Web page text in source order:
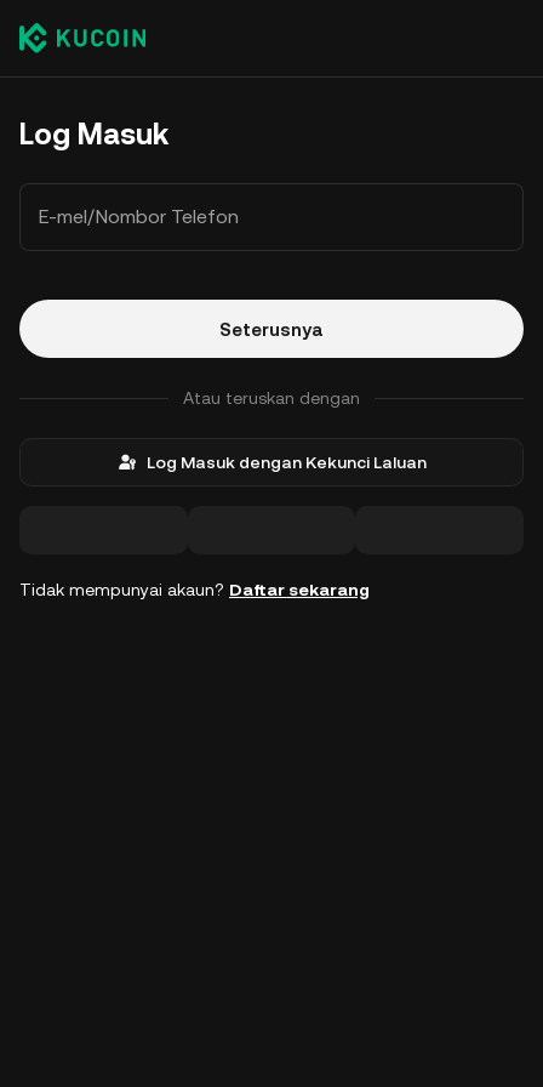
Log Masuk
E-mel/Nombor Telefon
Seterusnya
Atau teruskan dengan
Log Masuk dengan Kekunci Laluan
Tidak mempunyai akaun? Daftar sekarang